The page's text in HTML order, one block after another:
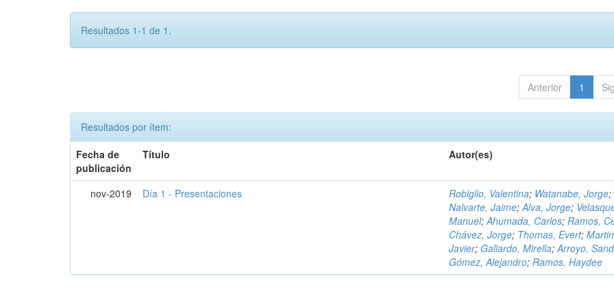
Resultados 1-1 de 1.
Anterior 1
Resultados por ítem:
Fecha de
publicación
Título Autor(es)
nov-2019 Día 1 - Presentaciones Robiglio, Valentina; Watanabe, Jorge;
Nalvarte, Jaime;Alva, Jorge;
Manuel;Ahumada, Carlos;Ramos,
Chávez, Jorge; Thomas, Evert;
Javier; Gallardo, Mirella;Arroyo,
Gómez, Alejandro;Ramos, Haydee